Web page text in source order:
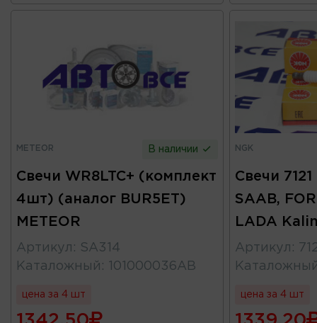
METEOR В наличии
Свечи WR8LTC+ (комплект
4шт) (аналог BUR5ET)
METEOR
Артикул : SA314
Каталожный : 101000036AB
цена за 4 шт
NGK
Свечи
SAAB,
LADA
Артикул :
цена за 4 шт